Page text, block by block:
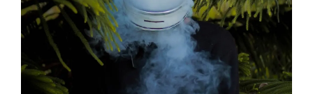
Plaats je eigen nieuws